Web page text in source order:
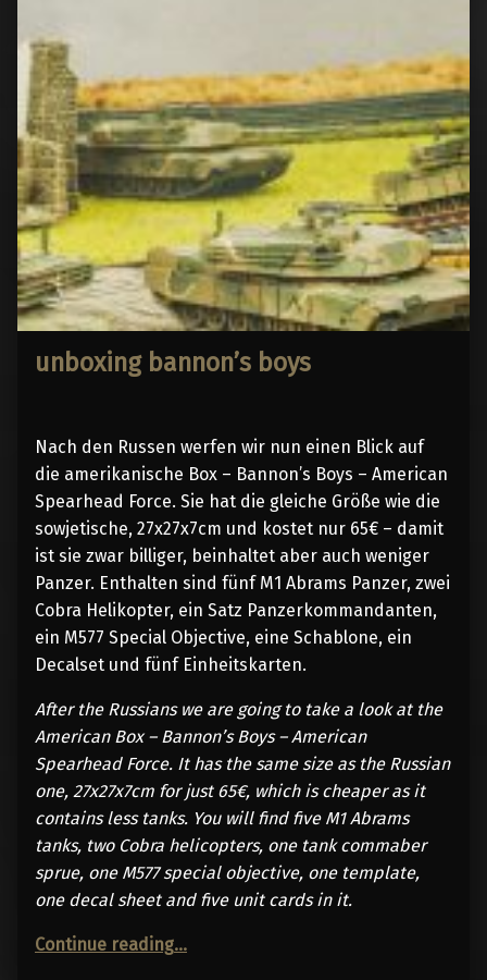
unboxing bannon’s boys
Nach den Russen werfen wir nun einen Blick auf
die amerikanische Box – Bannon’s Boys – American
Spearhead Force. Sie hat die gleiche Größe wie die
sowjetische, 27x27x7cm und kostet nur 65€ – damit
ist sie zwar billiger, beinhaltet aber auch weniger
Panzer. Enthalten sind fünf M1 Abrams Panzer, zwei
Cobra Helikopter, ein Satz Panzerkommandanten,
ein M577 Special Objective, eine Schablone, ein
Decalset und fünf Einheitskarten.
After the Russians we are going to take a look at the
American Box – Bannon’s Boys – American
Spearhead Force. It has the same size as the Russian
one, 27x27x7cm for just 65€, which is cheaper as it
contains less tanks. You will find five M1 Abrams
tanks, two Cobra helicopters, one tank commaber
sprue, one M577 special objective, one template,
one decal sheet and five unit cards in it.
Continue reading…